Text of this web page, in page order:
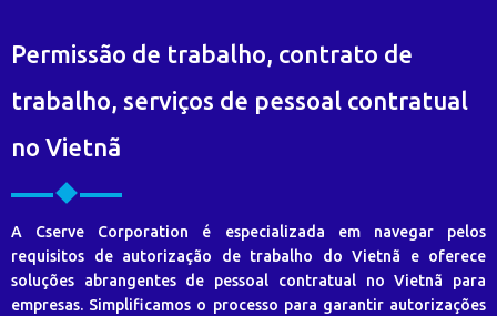
Permissão de trabalho, contrato de
trabalho, serviços de pessoal contratual
no Vietnã
A Cserve Corporation é especializada em navegar pelos
requisitos de autorização de trabalho do Vietnã e oferece
soluções abrangentes de pessoal contratual no Vietnã para
empresas. Simplificamos o processo para garantir autorizações